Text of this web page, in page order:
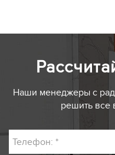
Наши менеджеры с
решить все
Телефон: *